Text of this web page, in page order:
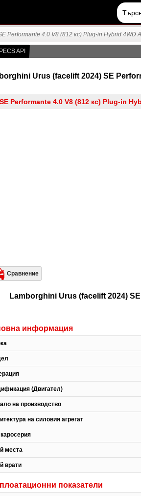
Performante 4.0 V8 (812 кс) Plug-in Hybrid 4WD
API
Urus (facelift 2024) SE
Сравнение
Lamborghini Urus (facelift 2024)
информация
(Двигател)
на производство
на силовия агрегат
места
врати
показатели